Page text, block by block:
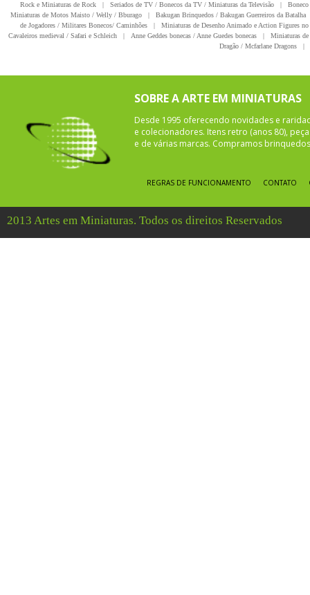
Rock e Miniaturas de Rock
| Seriados de TV / Bonecos da TV / Miniaturas da Televisão |
Miniaturas de Motos Maisto / Welly / Bburago
| Bakugan Brinquedos / Bakugan Guerreiros da Batalha
de Jogadores / Militares Bonecos/ Caminhões
|
Miniaturas de Desenho Animado e Action Figures
Cavaleiros medieval / Safari e Schleich
| Anne Geddes bonecas / Anne Guedes bonecas |
Miniaturas
Dragão / Mcfarlane Dragons
|
SOBRE A ARTE EM MINIATURAS
Desde 1995 oferecendo novidades e
e colecionadores. Itens retro (anos 80),
e de várias marcas. Compramos
REGRAS DE FUNCIONAMENTO CONTATO
2013 Artes em Miniaturas. Todos os direitos Reservados